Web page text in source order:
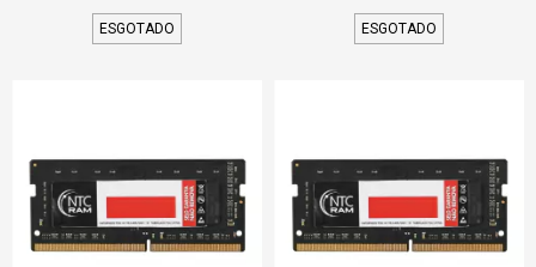
ESGOTADO ESGOTADO